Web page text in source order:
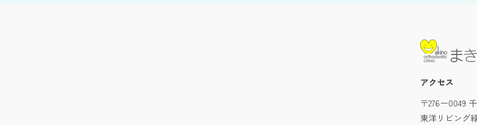
アクセス
〒276ー0049
東洋リビング